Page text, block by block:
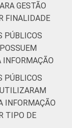
GESTÃO
FINALIDADE
PÚBLICOS
INFORMAÇÃO
PÚBLICOS
INFORMAÇÃO
TIPO DE